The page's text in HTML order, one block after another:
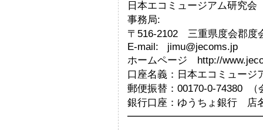
日本エコミュージアム研
事務局:
〒516-2102 三重県度会郡
E-mail: jimu@jecoms.jp
ホームページ http://
口座名義：日本エコミュージ
郵便振替：00170-0-74380 （
銀行口座：ゆうちょ銀行 店